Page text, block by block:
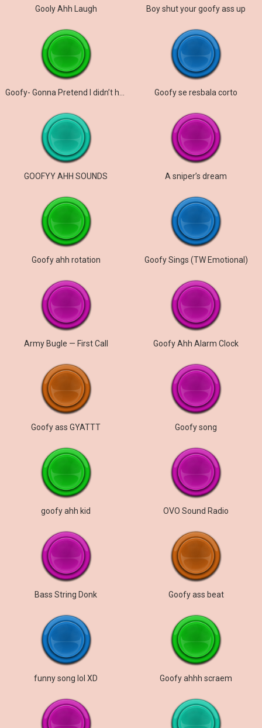
Gooly Ahh Laugh Boy shut your goofy ass up
Goofy se resbala corto
GOOFYY AHH SOUNDS A sniper’s dream
Goofy ahh rotation Goofy Sings (TW Emotional)
Army Bugle — First Call Goofy Ahh Alarm Clock
Goofy ass GYATTT Goofy song
goofy ahh kid OVO Sound Radio
Bass String Donk Goofy ass beat
funny song lol XD Goofy ahhh scraem